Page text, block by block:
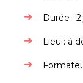
Durée : 2
Lieu : à